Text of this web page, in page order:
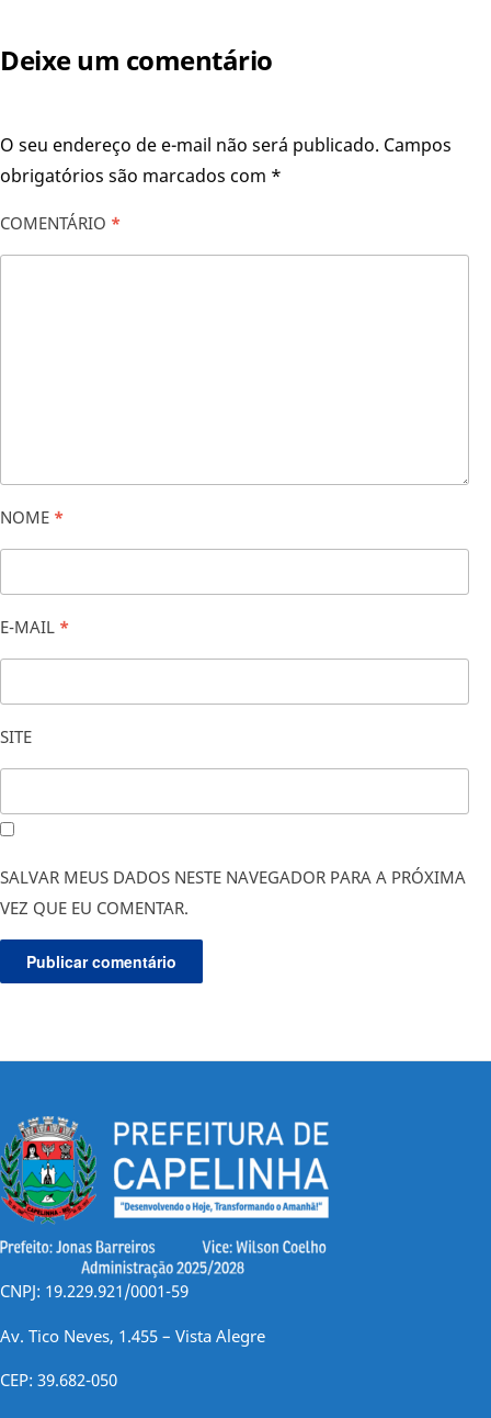
Deixe um comentário
O seu endereço de e-mail não será publicado. Campos
obrigatórios são marcados com *
COMENTÁRIO *
NOME *
E-MAIL *
SITE
SALVAR MEUS DADOS NESTE NAVEGADOR PARA A PRÓXIMA
VEZ QUE EU COMENTAR.
CNPJ: 19.229.921/0001-59
Av. Tico Neves, 1.455 – Vista Alegre
CEP: 39.682-050